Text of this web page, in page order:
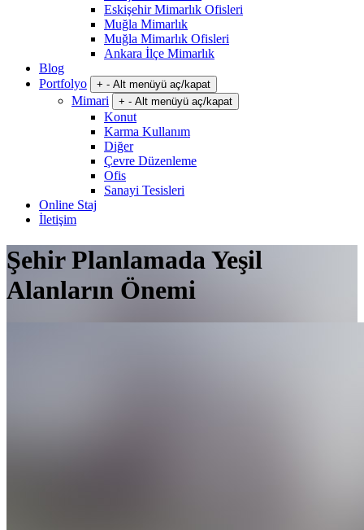
Eskişehir Mimarlık Ofisleri
Muğla Mimarlık
Muğla Mimarlık Ofisleri
Ankara İlçe Mimarlık
Blog
Portfolyo
+ - Alt menüyü aç/kapat
Mimari + - Alt menüyü aç/kapat
Konut
Karma Kullanım
Diğer
Çevre Düzenleme
Ofis
Sanayi Tesisleri
Online Staj
İletişim
Şehir Planlamada Yeşil
Alanların Önemi